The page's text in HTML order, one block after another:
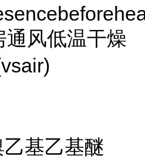
通风低温干燥
基乙基醚